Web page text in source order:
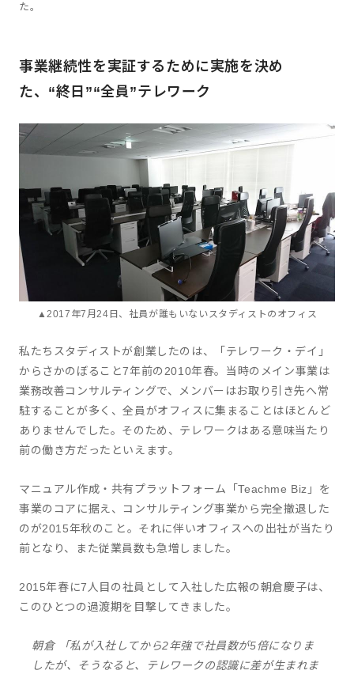
た。
事業継続性を実証するために実施を決め
た、“終日”“全員”テレワーク
▲2017年7月24日、社員が誰もいないスタディストのオフィス
私たちスタディストが創業したのは、「テレワーク・デイ」
からさかのぼること7年前の2010年春。当時のメイン事業は
業務改善コンサルティングで、メンバーはお取り引き先へ常
駐することが多く、全員がオフィスに集まることはほとんど
ありませんでした。そのため、テレワークはある意味当たり
前の働き方だったといえます。
マニュアル作成・共有プラットフォーム「Teachme Biz」を
事業のコアに据え、コンサルティング事業から完全撤退した
のが2015年秋のこと。それに伴いオフィスへの出社が当たり
前となり、また従業員数も急増しました。
2015年春に7人目の社員として入社した広報の朝倉慶子は、
このひとつの過渡期を目撃してきました。
朝倉 「私が入社してから2年強で社員数が5倍になりま
したが、そうなると、テレワークの認識に差が生まれま